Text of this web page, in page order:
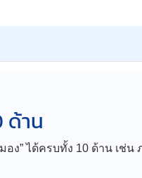
ด้าน
ง” ได้ครบทั้ง 10 ด้าน เช่